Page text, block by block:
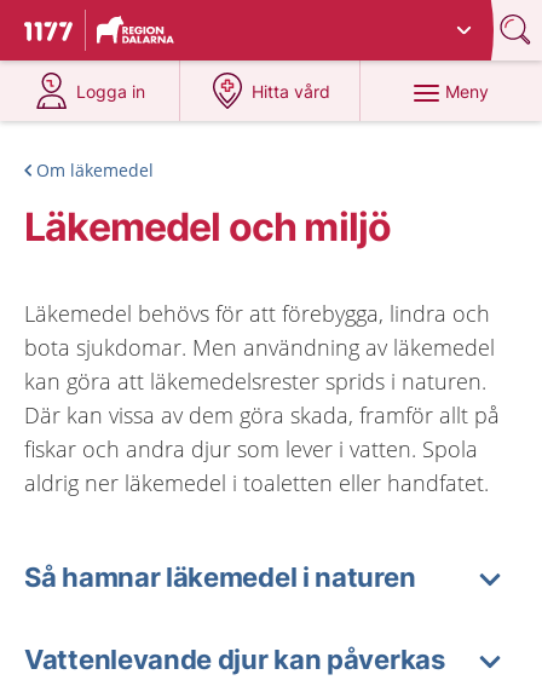
Till startsidan för 1177
Du har valt region
Logga in
på 1177.se
Hitta vård
på 1177.se
Meny
Om läkemedel
Läkemedel och miljö
Läkemedel behövs för att förebygga, lindra och
bota sjukdomar. Men användning av läkemedel
kan göra att läkemedelsrester sprids i naturen.
Där kan vissa av dem göra skada, framför allt på
fiskar och andra djur som lever i vatten. Spola
aldrig ner läkemedel i toaletten eller handfatet.
Så hamnar läkemedel i naturen
Vattenlevande djur kan påverkas